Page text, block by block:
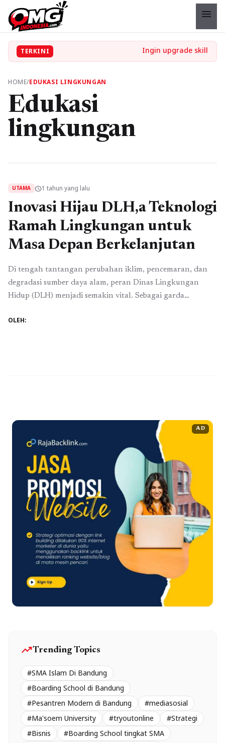
menu
TERKINI
HOME/EDUKASI LINGKUNGAN
Edukasi
lingkungan
UTAMA schedule1 tahun yang lalu
Inovasi Hijau DLH,a Teknologi
Ramah Lingkungan untuk
Masa Depan Berkelanjutan
Di tengah tantangan perubahan iklim, pencemaran, dan
degradasi sumber daya alam, peran Dinas Lingkungan
Hidup (DLH) menjadi semakin vital. Sebagai garda
hanya berfokus pada pengawasan, tetapi juga mendorong
OLEH:
AD
trending_upTrending Topics
#SMA Islam Di Bandung
#Boarding School di Bandung
#Pesantren Modern di Bandung
#mediasosial
#Ma'soem University
#tryoutonline
#Strategi
#Bisnis
#Boarding School tingkat SMA